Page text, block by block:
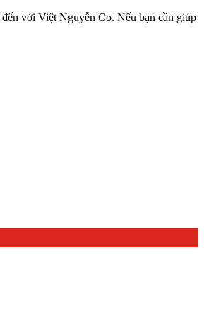
Nguyễn Co. Nếu bạn cần giúp đỡ hãy